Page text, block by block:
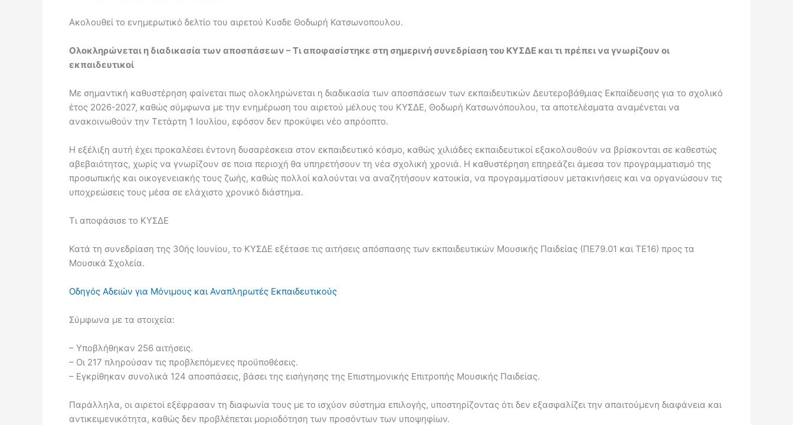
Ακολουθεί το ενημερωτικό δελτίο του αιρετού Κυσδε Θοδωρή Κατσωνοπουλου.
Ολοκληρώνεται η διαδικασία των αποσπάσεων – Τι αποφασίστηκε στη σημερινή συνεδρίαση του ΚΥΣΔΕ και τι πρέπει να γνωρίζουν οι
εκπαιδευτικοί
Με σημαντική καθυστέρηση φαίνεται πως ολοκληρώνεται η διαδικασία των αποσπάσεων των εκπαιδευτικών Δευτεροβάθμιας Εκπαίδευσης για το σχολικό
έτος 2026-2027, καθώς σύμφωνα με την ενημέρωση του αιρετού μέλους του ΚΥΣΔΕ, Θοδωρή Κατσωνόπουλου, τα αποτελέσματα αναμένεται να
ανακοινωθούν την Τετάρτη 1 Ιουλίου, εφόσον δεν προκύψει νέο απρόοπτο.
Η εξέλιξη αυτή έχει προκαλέσει έντονη δυσαρέσκεια στον εκπαιδευτικό κόσμο, καθώς χιλιάδες εκπαιδευτικοί εξακολουθούν να βρίσκονται σε καθεστώς
αβεβαιότητας, χωρίς να γνωρίζουν σε ποια περιοχή θα υπηρετήσουν τη νέα σχολική χρονιά. Η καθυστέρηση επηρεάζει άμεσα τον προγραμματισμό της
προσωπικής και οικογενειακής τους ζωής, καθώς πολλοί καλούνται να αναζητήσουν κατοικία, να προγραμματίσουν μετακινήσεις και να οργανώσουν τις
υποχρεώσεις τους μέσα σε ελάχιστο χρονικό διάστημα.
Τι αποφάσισε το ΚΥΣΔΕ
Κατά τη συνεδρίαση της 30ής Ιουνίου, το ΚΥΣΔΕ εξέτασε τις αιτήσεις απόσπασης των εκπαιδευτικών Μουσικής Παιδείας (ΠΕ79.01 και ΤΕ16) προς τα
Μουσικά Σχολεία.
Οδηγός Αδειών για Μόνιμους και Αναπληρωτές Εκπαιδευτικούς
Σύμφωνα με τα στοιχεία:
– Υποβλήθηκαν 256 αιτήσεις.
– Οι 217 πληρούσαν τις προβλεπόμενες προϋποθέσεις.
– Εγκρίθηκαν συνολικά 124 αποσπάσεις, βάσει της εισήγησης της Επιστημονικής Επιτροπής Μουσικής Παιδείας.
Παράλληλα, οι αιρετοί εξέφρασαν τη διαφωνία τους με το ισχύον σύστημα επιλογής, υποστηρίζοντας ότι δεν εξασφαλίζει την απαιτούμενη διαφάνεια και
αντικειμενικότητα, καθώς δεν προβλέπεται μοριοδότηση των προσόντων των υποψηφίων.